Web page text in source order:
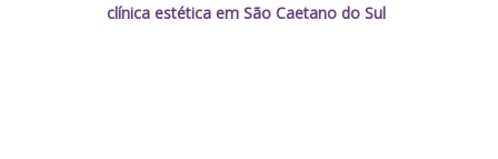
clínica estética em São Caetano do Sul